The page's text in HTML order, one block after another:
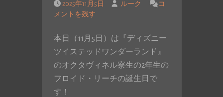
2025年11月5日 ルーク
コ
メントを残す
本日（11月5日）は『ディズニー
ツイステッドワンダーランド』
のオクタヴィネル寮生の2年生の
フロイド・リーチの誕生日で
す！